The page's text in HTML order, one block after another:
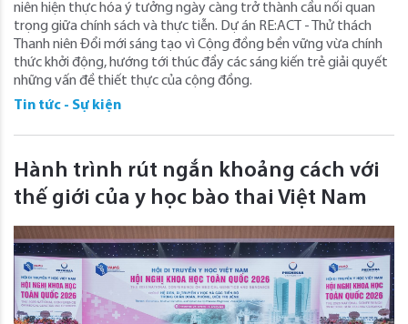
niên hiện thực hóa ý tưởng ngày càng trở thành cầu nối quan
trọng giữa chính sách và thực tiễn. Dự án RE:ACT - Thử thách
Thanh niên Đổi mới sáng tạo vì Cộng đồng bền vững vừa chính
thức khởi động, hướng tới thúc đẩy các sáng kiến trẻ giải quyết
những vấn đề thiết thực của cộng đồng.
Tin tức - Sự kiện
Hành trình rút ngắn khoảng cách với
thế giới của y học bào thai Việt Nam